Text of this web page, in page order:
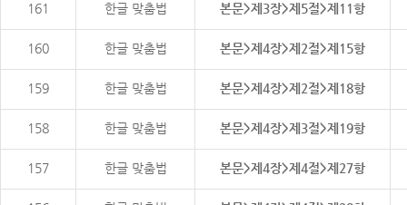
161 한글 맞춤법 본문>제3장>제5절>제11항
160 한글 맞춤법 본문>제4장>제2절>제15항
159 한글 맞춤법 본문>제4장>제2절>제18항
158 한글 맞춤법 본문>제4장>제3절>제19항
157 한글 맞춤법 본문>제4장>제4절>제27항